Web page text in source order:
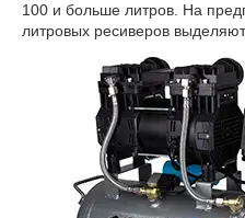
100 и больше литров. На
литровых ресиверов